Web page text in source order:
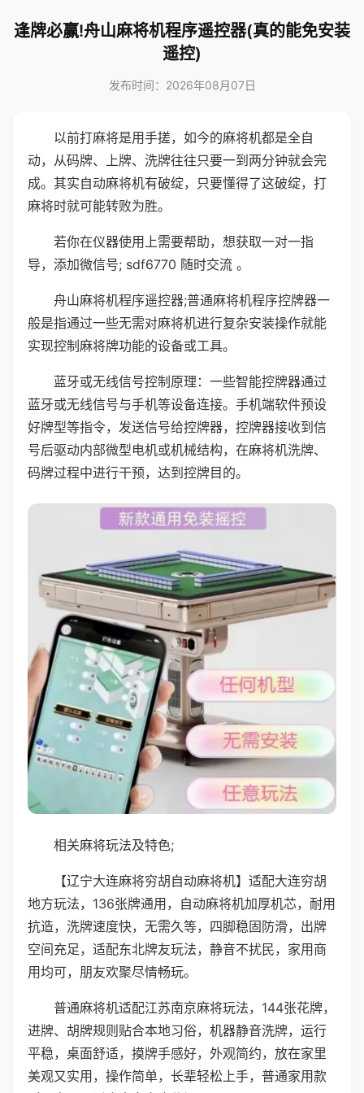
逢牌必赢!舟山麻将机程序遥控器(真的能免安装
遥控)
发布时间：2026年08月07日
以前打麻将是用手搓，如今的麻将机都是全自
动，从码牌、上牌、洗牌往往只要一到两分钟就会完
成。其实自动麻将机有破绽，只要懂得了这破绽，打
麻将时就可能转败为胜。
若你在仪器使用上需要帮助，想获取一对一指
导，添加微信号; sdf6770 随时交流 。
舟山麻将机程序遥控器;普通麻将机程序控牌器一
般是指通过一些无需对麻将机进行复杂安装操作就能
实现控制麻将牌功能的设备或工具。
蓝牙或无线信号控制原理：一些智能控牌器通过
蓝牙或无线信号与手机等设备连接。手机端软件预设
好牌型等指令，发送信号给控牌器，控牌器接收到信
号后驱动内部微型电机或机械结构，在麻将机洗牌、
码牌过程中进行干预，达到控牌目的。
相关麻将玩法及特色;
【辽宁大连麻将穷胡自动麻将机】适配大连穷胡
地方玩法，136张牌通用，自动麻将机加厚机芯，耐用
抗造，洗牌速度快，无需久等，四脚稳固防滑，出牌
空间充足，适配东北牌友玩法，静音不扰民，家用商
用均可，朋友欢聚尽情畅玩。
普通麻将机适配江苏南京麻将玩法，144张花牌，
进牌、胡牌规则贴合本地习俗，机器静音洗牌，运行
平稳，桌面舒适，摸牌手感好，外观简约，放在家里
美观又实用，操作简单，长辈轻松上手，普通家用款